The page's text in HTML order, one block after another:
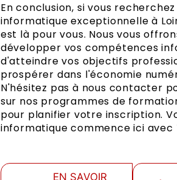
En conclusion, si vous
informatique exceptionnelle à
est là pour vous. Nous vous
développer vos compétences
d'atteindre vos objectifs
prospérer dans l'économie
N'hésitez pas à nous contacter
sur nos programmes de
pour planifier votre inscription.
informatique commence ici avec
EN SAVOIR